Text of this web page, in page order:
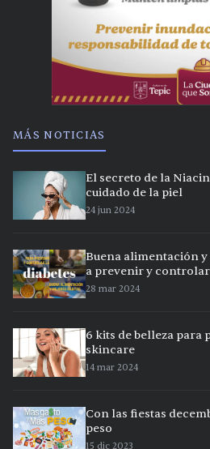
MÁS NOTICIAS
El secreto de la
cuidado de la piel
24 jun 2024
Buena alimentación
a prevenir y controlar
28 mar 2024
6 kits de belleza para
skincare
14 mar 2024
Con las fiestas
peso
15 dic 2023